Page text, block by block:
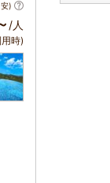
)
/人
時)